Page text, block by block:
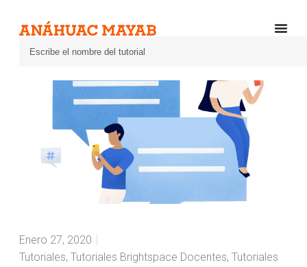
Enero 27, 2020
Tutoriales, Tutoriales Brightspace Docentes, Tutoriales